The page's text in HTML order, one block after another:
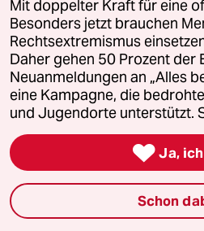
Landtagswahl in Sachsen-
Hybrider Krieg
Jemen
Ceuta
Hitze
Mit doppelter Kraft für eine
Besonders jetzt brauchen
Rechtsextremismus
Daher gehen 50 Prozent der
Neuanmeldungen an „Alles
eine Kampagne, die
und Jugendorte unterstützt.
 Ja,
Schon